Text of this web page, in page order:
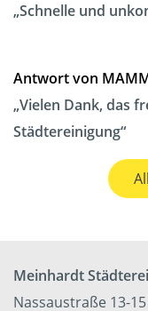
Schnelle und
Antwort von
Vielen Dank, das
Städtereinigung
Meinhardt
Nassaustraße 13-15